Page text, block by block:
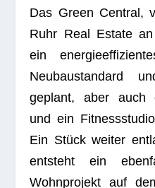
Das Green Cen­tral,
Ruhr Real Estate
ein
Neu­bau­stan­dard
geplant, aber auch
und ein
Ein Stück wei­ter
ent­steht ein
Wohn­pro­jekt auf